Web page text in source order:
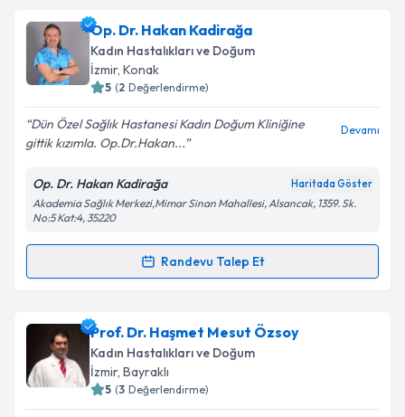
Op. Dr. Hakan Sabırlıiçin randevu takvimi talebi
oluşturun. Size bu uzmandan randevu almanız için bir
takvim hazırlandığında e-posta ile bilgilendireceğiz.
Kişisel verilerimin işlenmesine ilişkin
Aydınlatma
Metni'ni okudum ve kişisel verilerimin belirtilen
kapsamda işlenmesini kabul ediyorum.
Takvim Talebini Gönder
Op. Dr. Hakan Kadirağa
Kadın Hastalıkları ve Doğum
İzmir, Konak
5 (2 Değerlendirme)
Dün Özel Sağlık Hastanesi Kadın Doğum Kliniğine
gittik kızımla. Op.Dr.Hakan...
Devamı
Op. Dr. Hakan Kadirağa Haritada Göster
Akademia Sağlık Merkezi,Mimar Sinan Mahallesi, Alsancak, 1359. Sk.
No:5 Kat:4, 35220
Randevu Talep Et
Randevu Takvimi Talebi
Op. Dr. Hakan Kadirağaiçin randevu takvimi talebi
oluşturun. Size bu uzmandan randevu almanız için bir
takvim hazırlandığında e-posta ile bilgilendireceğiz.
Prof. Dr. Haşmet Mesut Özsoy
Kadın Hastalıkları ve Doğum
İzmir, Bayraklı
5 (3 Değerlendirme)